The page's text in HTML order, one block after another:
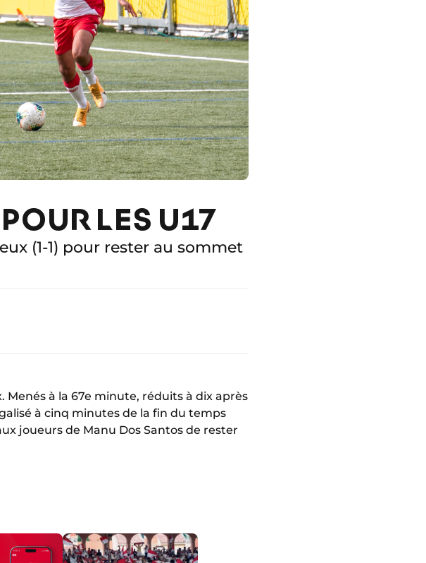
LES U17
(1-1) pour rester au sommet
à la 67e minute, réduits à dix après
à cinq minutes de la fin du temps
joueurs de Manu Dos Santos de rester